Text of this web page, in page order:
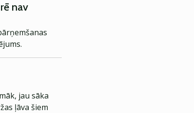
nav
jau sāka
ļāva šiem